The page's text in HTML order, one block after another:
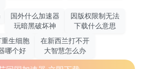
国外什么加速器
玩暗黑破坏神
因版权限制无法
下载什么意思
生细胞
哪个好
在新西兰打不开
大智慧怎么办